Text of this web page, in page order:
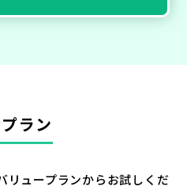
ラン
リュープランからお試しくだ